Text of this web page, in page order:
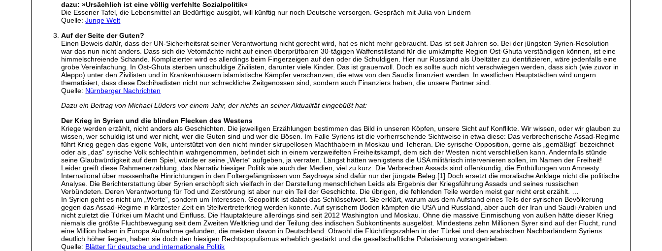
dazu: »Ursächlich ist eine völlig verfehlte Sozialpolitik«
Die Essener Tafel, die Lebensmittel an Bedürftige ausgibt, will künftig nur noch Deutsche versorgen. Gespräch mit Julia von Lindern
Quelle:Junge Welt
Auf der Seite der Guten?
Einen Beweis dafür, dass der UN-Sicherheitsrat seiner Verantwortung nicht gerecht wird, hat es nicht mehr gebraucht. Das ist seit Jahren so. Bei der jüngsten Syrien-Resolution
war das nun nicht anders. Dass sich die Vetomächte nicht auf einen überprüfbaren 30-tägigen Waffenstillstand für die umkämpfte Region Ost-Ghuta verständigen können, ist eine
himmelschreiende Schande. Komplizierter wird es allerdings beim Fingerzeigen auf den oder die Schuldigen. Hier nur Russland als Übeltäter zu identifizieren, wäre jedenfalls eine
grobe Vereinfachung. In Ost-Ghuta sterben unschuldige Zivilisten, darunter viele Kinder. Das ist grauenvoll. Doch es sollte auch nicht verschwiegen werden, dass sich (wie zuvor in
Aleppo) unter den Zivilisten und in Krankenhäusern islamistische Kämpfer verschanzen, die etwa von den Saudis finanziert werden. In westlichen Hauptstädten wird ungern
thematisiert, dass diese Dschihadisten nicht nur schreckliche Zeitgenossen sind, sondern auch Finanziers haben, die unsere Partner sind.
Quelle: Nürnberger Nachrichten
Dazu ein Beitrag von Michael Lüders vor einem Jahr, der nichts an seiner Aktualität eingebüßt hat:
Der Krieg in Syrien und die blinden Flecken des Westens
Kriege werden erzählt, nicht anders als Geschichten. Die jeweiligen Erzählungen bestimmen das Bild in unseren Köpfen, unsere Sicht auf Konflikte. Wir wissen, oder wir glauben zu
wissen, wer schuldig ist und wer nicht, wer die Guten sind und wer die Bösen. Im Falle Syriens ist die vorherrschende Sichtweise in etwa diese: Das verbrecherische Assad-Regime
führt Krieg gegen das eigene Volk, unterstützt von den nicht minder skrupellosen Machthabern in Moskau und Teheran. Die syrische Opposition, gerne als „gemäßigt“ bezeichnet
oder als „das“ syrische Volk schlechthin wahrgenommen, befindet sich in einem verzweifelten Freiheitskampf, dem sich der Westen nicht verschließen kann. Andernfalls stünde
seine Glaubwürdigkeit auf dem Spiel, würde er seine „Werte“ aufgeben, ja verraten. Längst hätten wenigstens die USA militärisch intervenieren sollen, im Namen der Freiheit!
Leider greift diese Rahmenerzählung, das Narrativ hiesiger Politik wie auch der Medien, viel zu kurz. Die Verbrechen Assads sind offenkundig, die Enthüllungen von Amnesty
International über massenhafte Hinrichtungen in den Foltergefängnissen von Saydnaya sind dafür nur der jüngste Beleg.[1] Doch ersetzt die moralische Anklage nicht die politische
Analyse. Die Berichterstattung über Syrien erschöpft sich vielfach in der Darstellung menschlichen Leids als Ergebnis der Kriegsführung Assads und seines russischen
Verbündeten. Deren Verantwortung für Tod und Zerstörung ist aber nur ein Teil der Geschichte. Die übrigen, die fehlenden Teile werden meist gar nicht erst erzählt. …
In Syrien geht es nicht um „Werte“, sondern um Interessen. Geopolitik ist dabei das Schlüsselwort. Sie erklärt, warum aus dem Aufstand eines Teils der syrischen Bevölkerung
gegen das Assad-Regime in kürzester Zeit ein Stellvertreterkrieg werden konnte. Auf syrischem Boden kämpfen die USA und Russland, aber auch der Iran und Saudi-Arabien und
nicht zuletzt die Türkei um Macht und Einfluss. Die Hauptakteure allerdings sind seit 2012 Washington und Moskau. Ohne die massive Einmischung von außen hätte dieser Krieg
niemals die größte Fluchtbewegung seit dem Zweiten Weltkrieg und der Teilung des indischen Subkontinents ausgelöst. Mindestens zehn Millionen Syrer sind auf der Flucht, rund
eine Million haben in Europa Aufnahme gefunden, die meisten davon in Deutschland. Obwohl die Flüchtlingszahlen in der Türkei und den arabischen Nachbarländern Syriens
deutlich höher liegen, haben sie doch den hiesigen Rechtspopulismus erheblich gestärkt und die gesellschaftliche Polarisierung vorangetrieben.
Quelle: Blätter für deutsche und internationale Politik